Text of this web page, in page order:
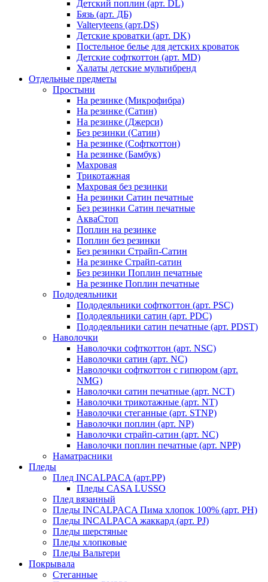
Детский поплин (арт. DL)
Бязь (арт. ДБ)
Valteryteens (арт.DS)
Детские кроватки (арт. DK)
Постельное белье для детских кроваток
Детские софткоттон (арт. MD)
Халаты детские мультибренд
Отдельные предметы
Простыни
На резинке (Микрофибра)
На резинке (Сатин)
На резинке (Джерси)
Без резинки (Сатин)
На резинке (Софткоттон)
На резинке (Бамбук)
Махровая
Трикотажная
Махровая без резинки
На резинки Сатин печатные
Без резинки Сатин печатные
АкваСтоп
Поплин на резинке
Поплин без резинки
Без резинки Страйп-Сатин
На резинке Страйп-сатин
Без резинки Поплин печатные
На резинке Поплин печатные
Пододеяльники
Пододеяльники софткоттон (арт. PSC)
Пододеяльники сатин (арт. PDC)
Пододеяльники сатин печатные (арт. PDST)
Наволочки
Наволочки софткоттон (арт. NSC)
Наволочки сатин (арт. NC)
Наволочки софткоттон с гипюром (арт.
NMG)
Наволочки сатин печатные (арт. NCT)
Наволочки трикотажные (арт. NT)
Наволочки стеганные (арт. STNP)
Наволочки поплин (арт. NP)
Наволочки страйп-сатин (арт. NC)
Наволочки поплин печатные (арт. NPP)
Наматрасники
Пледы
Плед INCALPACA (арт.PP)
Пледы CASA LUSSO
Плед вязанный
Пледы INCALPACA Пима хлопок 100% (арт. PH)
Пледы INCALPACA жаккард (арт. PJ)
Пледы шерстяные
Пледы хлопковые
Пледы Вальтери
Покрывала
Стеганные